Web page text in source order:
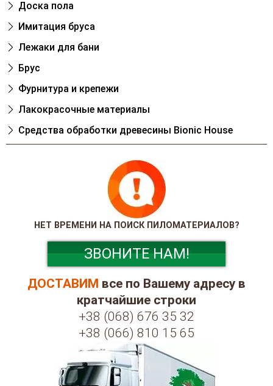
Доска пола
Имитация бруса
Лежаки для бани
Брус
Фурнитура и крепежи
Лакокрасочные материалы
Cредства обработки древесины Bionic House
НЕТ ВРЕМЕНИ НА ПОИСК ПИЛОМАТЕРИАЛОВ?
ЗВОНИТЕ НАМ!
ДОСТАВИМ все по Вашему адресу в
кратчайшие строки
+38 (068) 676 35 32
+38 (066) 810 15 65